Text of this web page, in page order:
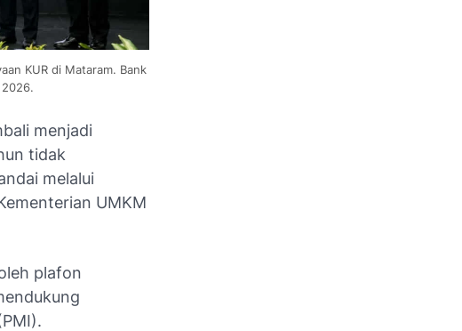
KUR di Mataram. Bank
2026.
menjadi
tidak
melalui
UMKM
plafon